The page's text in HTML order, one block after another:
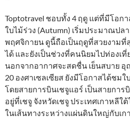
Toptotravel ชอบทั้ง 4 ฤดู แต่ที่มีโอก
ใบไม้ร่วง (Autumn) เริ่มประมาณปล
พฤศจิกายน ดูนี้ถือเป็นฤดูที่สวยงามที่
ได้ และยังเป็นช่วงที่คนนิยมไปท่องเที่
นอกจากอากาศจะสดชื่น เย็นสบาย
20 องศาเซลเซียส ยังมีโอกาสได้ชม
โดยสายการบินเชจูแอร์ เป็นสายกา
อยู่ที่เชจู จังหวัดเชจู ประเทศเกาหลีใ
ในเส้นทางระหว่างแผ่นดินใหญ่กับเก